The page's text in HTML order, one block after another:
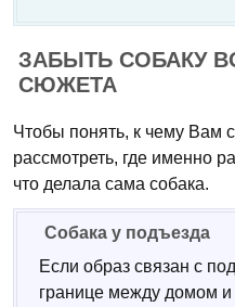
ЗАБЫТЬ СОБАКУ
СЮЖЕТА
Чтобы понять, к чему Вам
рассмотреть, где именно
что делала сама собака.
Собака у подъезда
Если образ связан с
границе между домом